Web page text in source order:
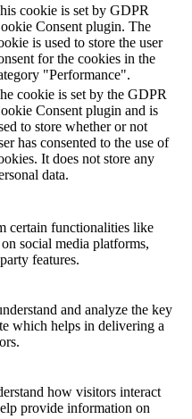
cookie is set by GDPR
Consent plugin. The
is used to store the user
for the cookies in the
"Performance".
cookie is set by the GDPR
Consent plugin and is
to store whether or not
has consented to the use of
It does not store any
data.
certain functionalities like
social media platforms,
features.
and analyze the key
which helps in delivering a
how visitors interact
provide information on